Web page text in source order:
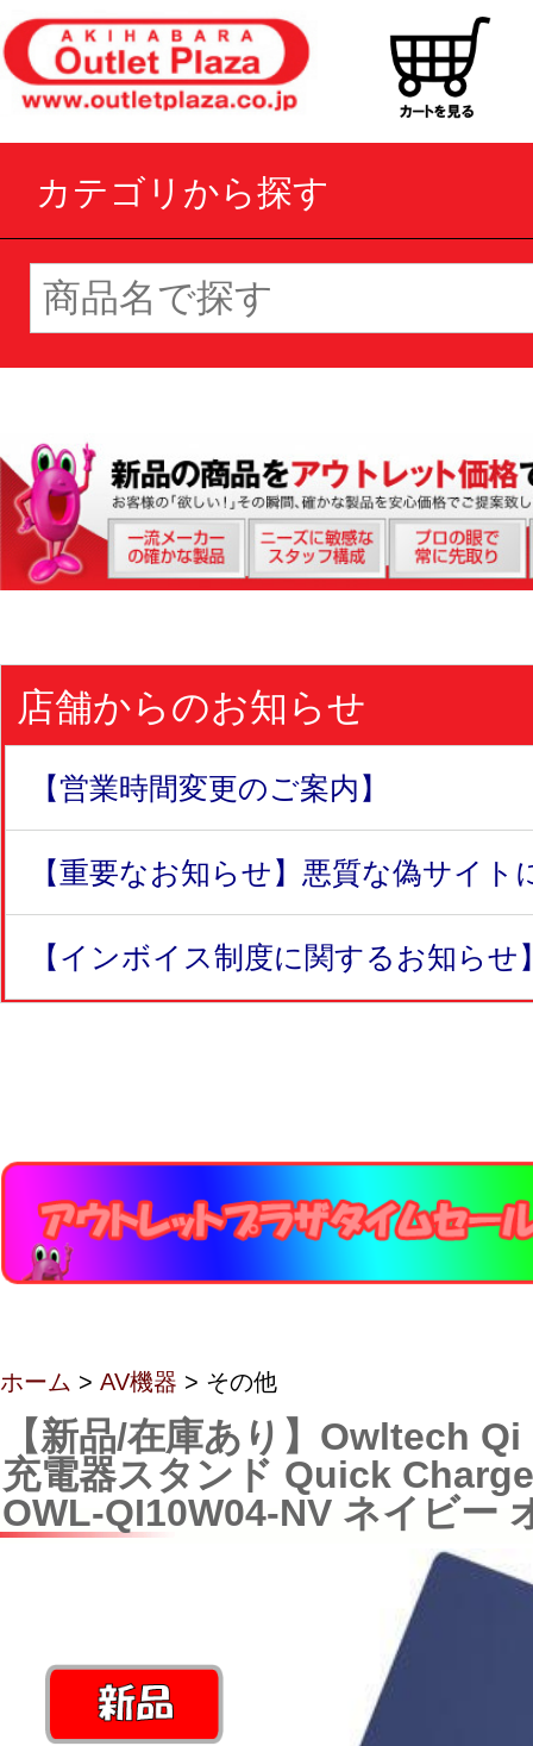
カテゴリから探す
店舗からのお知らせ
【営業時間変更のご案内】
【重要なお知らせ】悪質な偽サイト
【インボイス制度に関するお知らせ
ホーム > AV機器 > その他
【新品/在庫あり】Owltech
充電器スタンド Quick
OWL-QI10W04-NV ネイビー